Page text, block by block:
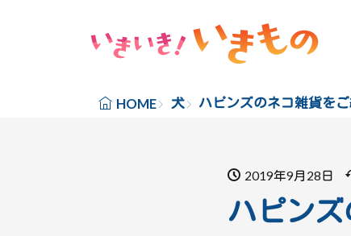
HOME 犬 ハピンズのネコ雑貨を
2019年9月28日
ハピン